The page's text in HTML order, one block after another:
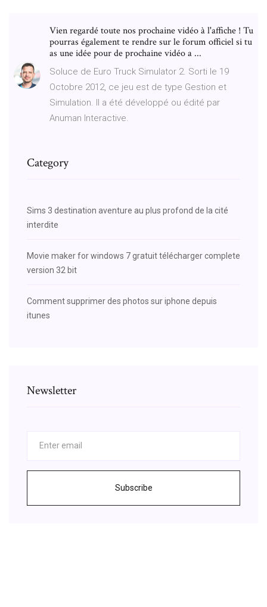
Vien regardé toute nos prochaine vidéo à l'affiche ! Tu
pourras également te rendre sur le forum officiel si tu
as une idée pour de prochaine vidéo a ...
Soluce de Euro Truck Simulator 2. Sorti le 19
Octobre 2012, ce jeu est de type Gestion et
Simulation. Il a été développé ou édité par
Anuman Interactive.
Category
Sims 3 destination aventure au plus profond de la cité
interdite
Movie maker for windows 7 gratuit télécharger complete
version 32 bit
Comment supprimer des photos sur iphone depuis
itunes
Newsletter
Subscribe